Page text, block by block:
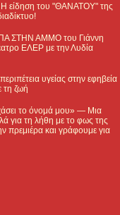
είδηση του "ΘΑΝΑΤΟΥ" της
ΣΤΗΝ ΑΜΜΟ του Γιάννη
ΕΛΕΡ με την Λυδία
υγείας στην εφηβεία
τη ζωή
το όνομά μου» — Μια
για τη λήθη με το φως της
πρεμιέρα και γράφουμε για